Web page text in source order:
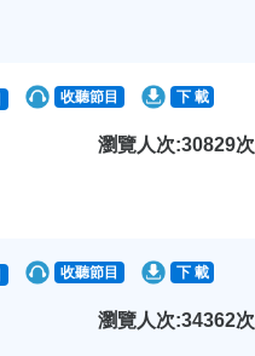
收聽節目 下 載
瀏覽人次:30829次
收聽節目 下 載
瀏覽人次:34362次